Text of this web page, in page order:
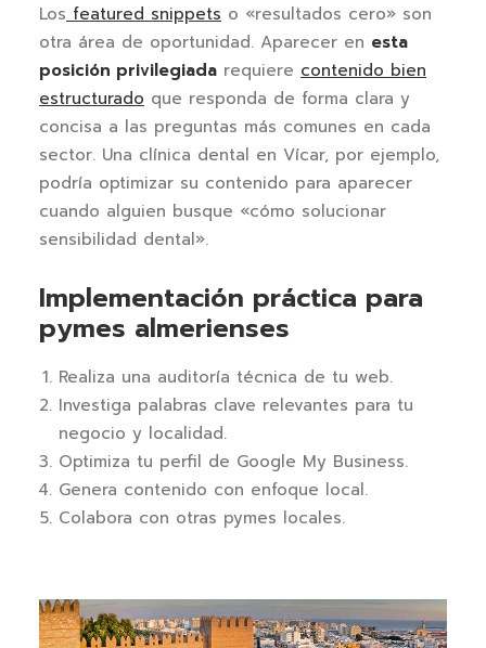
Los featured snippets o «resultados cero» son
otra área de oportunidad. Aparecer en esta
posición privilegiada requiere contenido bien
estructurado que responda de forma clara y
concisa a las preguntas más comunes en cada
sector. Una clínica dental en Vícar, por ejemplo,
podría optimizar su contenido para aparecer
cuando alguien busque «cómo solucionar
sensibilidad dental».
Implementación práctica para
pymes almerienses
Realiza una auditoría técnica de tu web.
Investiga palabras clave relevantes para tu
negocio y localidad.
Optimiza tu perfil de Google My Business.
Genera contenido con enfoque local.
Colabora con otras pymes locales.